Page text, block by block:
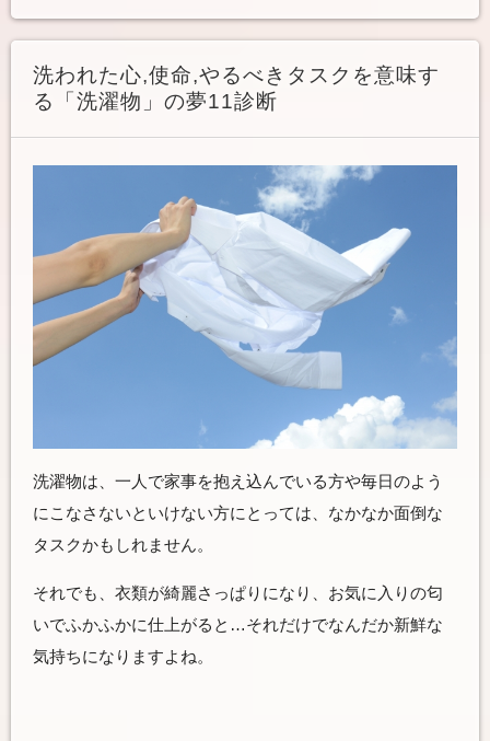
洗われた心,使命,やるべきタスクを意味す
る「洗濯物」の夢11診断
洗濯物は、一人で家事を抱え込んでいる方や毎日のよう
にこなさないといけない方にとっては、なかなか面倒な
タスクかもしれません。
それでも、 衣類が綺麗さっぱりになり、お気に入りの匂
いでふかふかに仕上がる と…それだけでなんだか新鮮な
気持ちになりますよね。